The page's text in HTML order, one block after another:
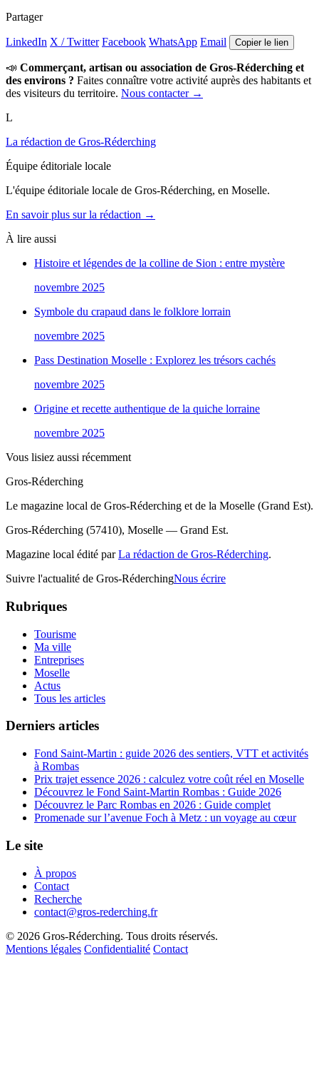
Partager
LinkedIn X / Twitter Facebook WhatsApp Email Copier le lien
📣 Commerçant, artisan ou association de Gros-Réderching et
des environs ? Faites connaître votre activité auprès des habitants et
des visiteurs du territoire. Nous contacter →
L
La rédaction de Gros-Réderching
Équipe éditoriale locale
L'équipe éditoriale locale de Gros-Réderching, en Moselle.
En savoir plus sur la rédaction →
À lire aussi
Histoire et légendes de la colline de Sion : entre mystère
novembre 2025
Symbole du crapaud dans le folklore lorrain
novembre 2025
Pass Destination Moselle : Explorez les trésors cachés
novembre 2025
Origine et recette authentique de la quiche lorraine
novembre 2025
Vous lisiez aussi récemment
Gros-Réderching
Le magazine local de Gros-Réderching et de la Moselle (Grand Est).
Gros-Réderching (57410), Moselle — Grand Est.
Magazine local édité parLa rédaction de Gros-Réderching.
Suivre l'actualité de Gros-RéderchingNous écrire
Rubriques
Tourisme
Ma ville
Entreprises
Moselle
Actus
Tous les articles
Derniers articles
Fond Saint-Martin : guide 2026 des sentiers, VTT et activités
à Rombas
Prix trajet essence 2026 : calculez votre coût réel en Moselle
Découvrez le Fond Saint-Martin Rombas : Guide 2026
Découvrez le Parc Rombas en 2026 : Guide complet
Promenade sur l’avenue Foch à Metz : un voyage au cœur
Le site
À propos
Contact
Recherche
contact@gros-rederching.fr
© 2026 Gros-Réderching. Tous droits réservés.
Mentions légales Confidentialité Contact